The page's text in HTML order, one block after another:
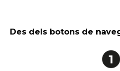
Des dels botons de